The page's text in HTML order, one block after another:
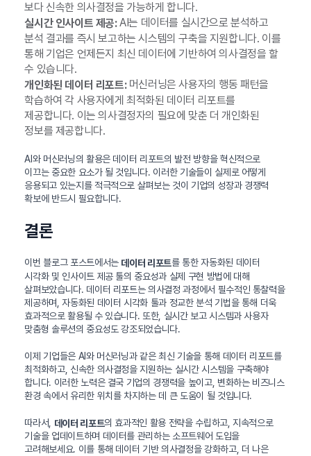
보다 신속한 의사결정을 가능하게 합니다.
실시간 인사이트 제공:AI는 데이터를 실시간으로 분석하고
분석 결과를 즉시 보고하는 시스템의 구축을 지원합니다. 이를
통해 기업은 언제든지 최신 데이터에 기반하여 의사결정을 할
수 있습니다.
개인화된 데이터 리포트:머신러닝은 사용자의 행동 패턴을
학습하여 각 사용자에게 최적화된 데이터 리포트를
제공합니다. 이는 의사결정자의 필요에 맞춘 더 개인화된
정보를 제공합니다.
AI와 머신러닝의 활용은 데이터 리포트의 발전 방향을 혁신적으로
이끄는 중요한 요소가 될 것입니다. 이러한 기술들이 실제로 어떻게
응용되고 있는지를 적극적으로 살펴보는 것이 기업의 성장과 경쟁력
확보에 반드시 필요합니다.
결론
이번 블로그 포스트에서는 데이터 리포트를 통한 자동화된 데이터
시각화 및 인사이트 제공 툴의 중요성과 실제 구현 방법에 대해
살펴보았습니다. 데이터 리포트는 의사결정 과정에서 필수적인 통찰력을
제공하며, 자동화된 데이터 시각화 툴과 정교한 분석 기법을 통해 더욱
효과적으로 활용될 수 있습니다. 또한, 실시간 보고 시스템과 사용자
맞춤형 솔루션의 중요성도 강조되었습니다.
이제 기업들은 AI와 머신러닝과 같은 최신 기술을 통해 데이터 리포트를
최적화하고, 신속한 의사결정을 지원하는 실시간 시스템을 구축해야
합니다. 이러한 노력은 결국 기업의 경쟁력을 높이고, 변화하는 비즈니스
환경 속에서 유리한 위치를 차지하는 데 큰 도움이 될 것입니다.
따라서, 데이터 리포트의 효과적인 활용 전략을 수립하고, 지속적으로
기술을 업데이트하며 데이터를 관리하는 소프트웨어 도입을
고려해보세요. 이를 통해 데이터 기반 의사결정을 강화하고, 더 나은